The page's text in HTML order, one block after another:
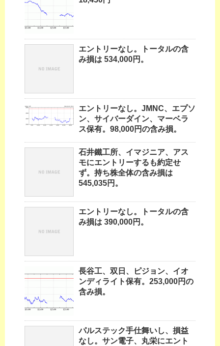
エントリーなし。トータルの含
み損は 534,000円。
エントリーなし。JMNC、エプソ
ン、サイバーダイン、マーベラ
ス保有。98,000円の含み損。
石井鐵工所、イマジニア、アス
モにエントリーするも約定せ
ず。持ち株全体の含み損は
545,035円。
エントリーなし。トータルの含
み損は 390,000円。
長谷工、双日、ピジョン、イオ
ンディライト保有。253,000円の
含み損。
パルステック手仕舞いし、損益
なし。サン電子、丸栄にエント